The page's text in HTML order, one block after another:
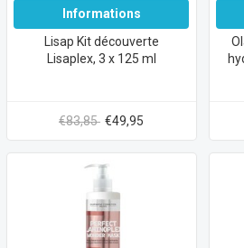
Informations
Lisap Kit découverte
Lisaplex, 3 x 125 ml
€83,85 €49,95